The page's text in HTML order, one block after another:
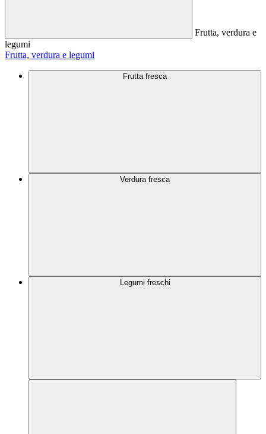
Frutta, verdura e
legumi
Frutta, verdura e legumi
Frutta fresca
Verdura fresca
Legumi freschi